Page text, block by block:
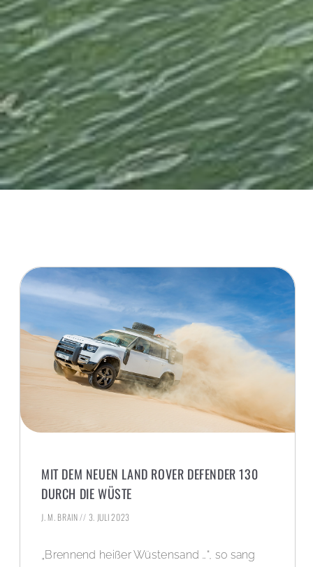
MIT DEM NEUEN LAND ROVER DEFENDER 130
DURCH DIE WÜSTE
J. M. BRAIN 3. JULI 2023
„Brennend heißer Wüstensand …“, so sang